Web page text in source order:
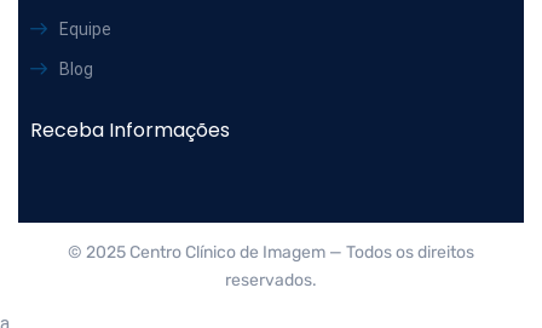
Equipe
Blog
Receba Informações
© 2025 Centro Clínico de Imagem — Todos os direitos
reservados.